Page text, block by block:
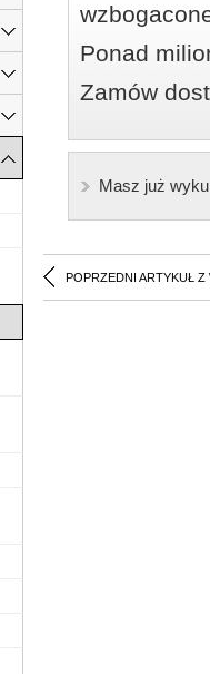
Ponad
Zamów
Masz już
POPRZEDNI ARTYKUŁ Z